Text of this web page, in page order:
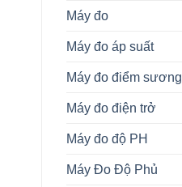
Máy đo
Máy đo áp suất
Máy đo điểm sương
Máy đo điện trở
Máy đo độ PH
Máy Đo Độ Phủ